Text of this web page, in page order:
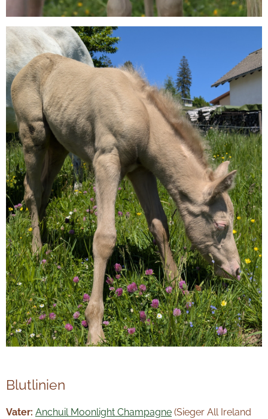
Blutlinien
Vater: Anchuil Moonlight Champagne (Sieger All Ireland